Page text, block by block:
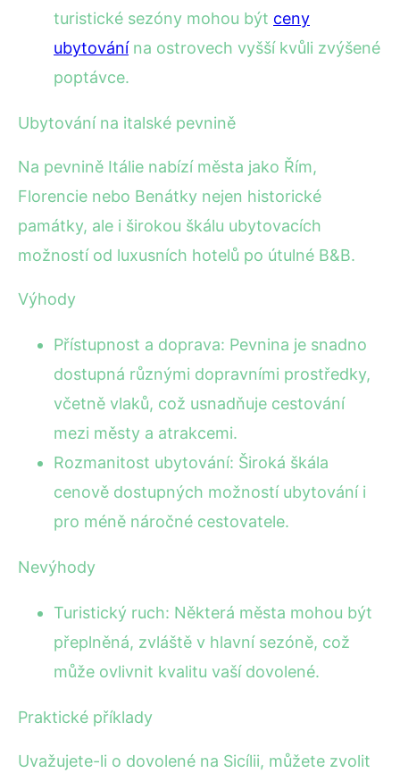
turistické sezóny mohou být ceny
ubytovánína ostrovech vyšší kvůli zvýšené
poptávce.
Ubytování na italské pevnině
Na pevnině Itálie nabízí města jako Řím,
Florencie nebo Benátky nejen historické
památky, ale i širokou škálu ubytovacích
možností od luxusních hotelů po útulné B&B.
Výhody
Přístupnost a doprava: Pevnina je snadno
dostupná různými dopravními prostředky,
včetně vlaků, což usnadňuje cestování
mezi městy a atrakcemi.
Rozmanitost ubytování: Široká škála
cenově dostupných možností ubytování i
pro méně náročné cestovatele.
Nevýhody
Turistický ruch: Některá města mohou být
přeplněná, zvláště v hlavní sezóně, což
může ovlivnit kvalitu vaší dovolené.
Praktické příklady
Uvažujete-li o dovolené na Sicílii, můžete zvolit